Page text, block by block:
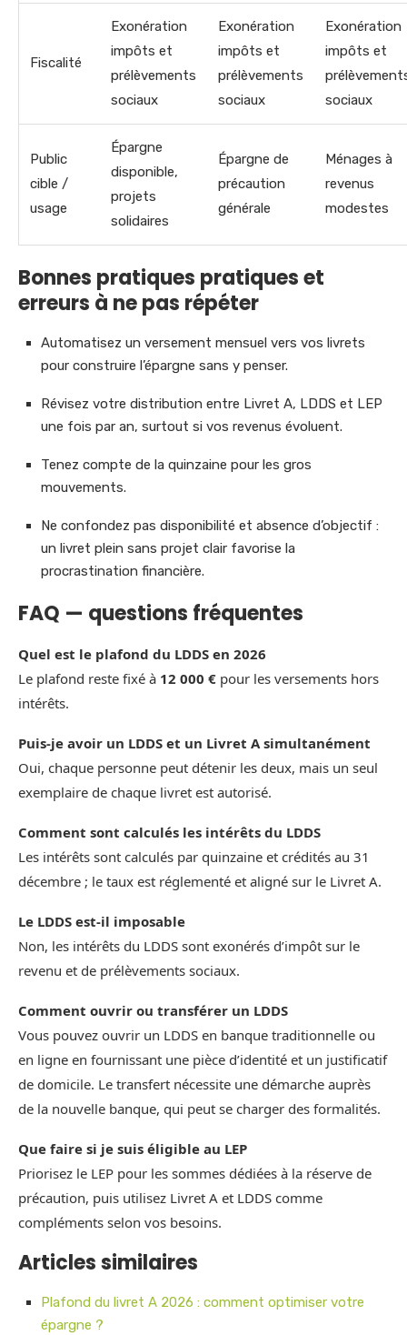
Fiscalité
Exonération
impôts et
prélèvements
sociaux
Exonération
impôts et
prélèvements
sociaux
Exonération
impôts et
sociaux
Public
cible /
usage
Épargne
disponible,
projets
solidaires
Épargne de
précaution
générale
Ménages à
revenus
modestes
Bonnes pratiques pratiques et
erreurs à ne pas répéter
Automatisez un versement mensuel vers vos livrets
pour construire l’épargne sans y penser.
Révisez votre distribution entre Livret A, LDDS et LEP
une fois par an, surtout si vos revenus évoluent.
Tenez compte de la quinzaine pour les gros
mouvements.
Ne confondez pas disponibilité et absence d’objectif :
un livret plein sans projet clair favorise la
procrastination financière.
FAQ — questions fréquentes
Quel est le plafond du LDDS en 2026
Le plafond reste fixé à 12 000 € pour les versements hors
intérêts.
Puis-je avoir un LDDS et un Livret A simultanément
Oui, chaque personne peut détenir les deux, mais un seul
exemplaire de chaque livret est autorisé.
Comment sont calculés les intérêts du LDDS
Les intérêts sont calculés par quinzaine et crédités au 31
décembre ; le taux est réglementé et aligné sur le Livret A.
Le LDDS est-il imposable
Non, les intérêts du LDDS sont exonérés d’impôt sur le
revenu et de prélèvements sociaux.
Comment ouvrir ou transférer un LDDS
Vous pouvez ouvrir un LDDS en banque traditionnelle ou
en ligne en fournissant une pièce d’identité et un justificatif
de domicile. Le transfert nécessite une démarche auprès
de la nouvelle banque, qui peut se charger des formalités.
Que faire si je suis éligible au LEP
Priorisez le LEP pour les sommes dédiées à la réserve de
précaution, puis utilisez Livret A et LDDS comme
compléments selon vos besoins.
Articles similaires
Plafond du livret A 2026 : comment optimiser votre
épargne ?